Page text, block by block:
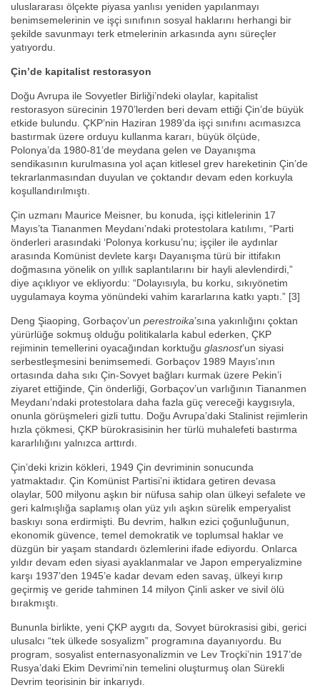
uluslararası ölçekte piyasa yanlısı yeniden yapılanmayı
benimsemelerinin ve işçi sınıfının sosyal haklarını herhangi bir
şekilde savunmayı terk etmelerinin arkasında aynı süreçler
yatıyordu.
Çin’de kapitalist restorasyon
Doğu Avrupa ile Sovyetler Birliği’ndeki olaylar, kapitalist
restorasyon sürecinin 1970’lerden beri devam ettiği Çin’de büyük
etkide bulundu. ÇKP’nin Haziran 1989’da işçi sınıfını acımasızca
bastırmak üzere orduyu kullanma kararı, büyük ölçüde,
Polonya’da 1980-81’de meydana gelen ve Dayanışma
sendikasının kurulmasına yol açan kitlesel grev hareketinin Çin’de
tekrarlanmasından duyulan ve çoktandır devam eden korkuyla
koşullandırılmıştı.
Çin uzmanı Maurice Meisner, bu konuda, işçi kitlelerinin 17
Mayıs’ta Tiananmen Meydanı’ndaki protestolara katılımı, “Parti
önderleri arasındaki ‘Polonya korkusu’nu; işçiler ile aydınlar
arasında Komünist devlete karşı Dayanışma türü bir ittifakın
doğmasına yönelik on yıllık saplantılarını bir hayli alevlendirdi,”
diye açıklıyor ve ekliyordu: “Dolayısıyla, bu korku, sıkıyönetim
uygulamaya koyma yönündeki vahim kararlarına katkı yaptı.” [3]
Deng Şiaoping, Gorbaçov’un perestroika’sına yakınlığını çoktan
yürürlüğe sokmuş olduğu politikalarla kabul ederken, ÇKP
rejiminin temellerini oyacağından korktuğu glasnost’un siyasi
serbestleşmesini benimsemedi. Gorbaçov 1989 Mayıs’ının
ortasında daha sıkı Çin-Sovyet bağları kurmak üzere Pekin’i
ziyaret ettiğinde, Çin önderliği, Gorbaçov’un varlığının Tiananmen
Meydanı’ndaki protestolara daha fazla güç vereceği kaygısıyla,
onunla görüşmeleri gizli tuttu. Doğu Avrupa’daki Stalinist rejimlerin
hızla çökmesi, ÇKP bürokrasisinin her türlü muhalefeti bastırma
kararlılığını yalnızca arttırdı.
Çin’deki krizin kökleri, 1949 Çin devriminin sonucunda
yatmaktadır. Çin Komünist Partisi’ni iktidara getiren devasa
olaylar, 500 milyonu aşkın bir nüfusa sahip olan ülkeyi sefalete ve
geri kalmışlığa saplamış olan yüz yılı aşkın sürelik emperyalist
baskıyı sona erdirmişti. Bu devrim, halkın ezici çoğunluğunun,
ekonomik güvence, temel demokratik ve toplumsal haklar ve
düzgün bir yaşam standardı özlemlerini ifade ediyordu. Onlarca
yıldır devam eden siyasi ayaklanmalar ve Japon emperyalizmine
karşı 1937’den 1945’e kadar devam eden savaş, ülkeyi kırıp
geçirmiş ve geride tahminen 14 milyon Çinli asker ve sivil ölü
bırakmıştı.
Bununla birlikte, yeni ÇKP aygıtı da, Sovyet bürokrasisi gibi, gerici
ulusalcı “tek ülkede sosyalizm” programına dayanıyordu. Bu
program, sosyalist enternasyonalizmin ve Lev Troçki’nin 1917’de
Rusya’daki Ekim Devrimi’nin temelini oluşturmuş olan Sürekli
Devrim teorisinin bir inkarıydı.